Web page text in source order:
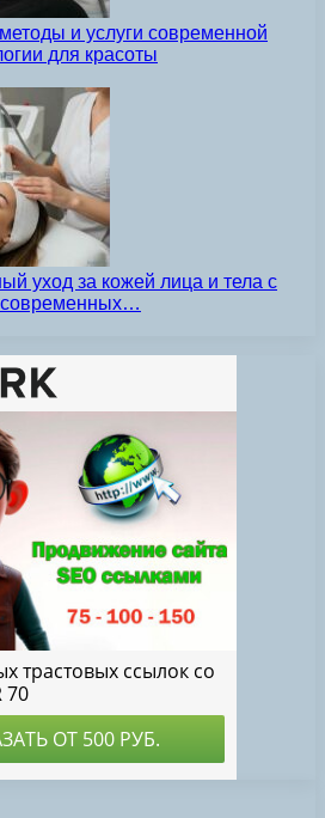
и услуги современной
для красоты
уход за кожей лица и тела с
современных…